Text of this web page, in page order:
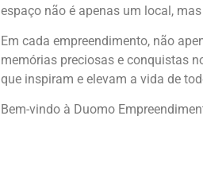
espaço não é apenas um local,
Em cada empreendimento, não
memórias preciosas e conquistas
que inspiram e elevam a vida de
Bem-vindo à Duomo